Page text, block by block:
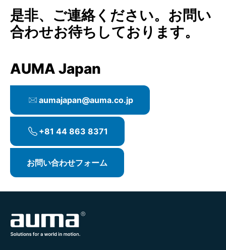
専門的な運転パラメータ設定
現場での機能テストおよび試運転の実施
デジタル機器の記録
オプションサービス
開度調整器、プロセス調節器、最適化パラメ
ータ、インターロックなどの特殊パラメータ
の起動と設定
機械式開度表示器I/Oインターフェースなどの
文書の更新を含む機能拡張および変換
現場での運用担当者の指導
プロセス改善のためのアクチュエータパラメ
ータの最適化
AUMAサービスセンターでの修
理
是非、ご連絡ください。お問い
合わせお待ちしております。
AUMA Japan
aumajapan@auma.co.jp
+81 44 863 8371
お問い合わせフォーム